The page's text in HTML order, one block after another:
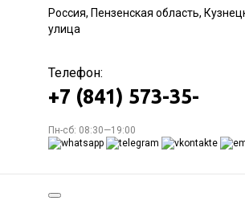
Россия, Пензенская область,
улица
Телефон:
+7 (841) 573-35-
Пн-сб: 08:30—19:00